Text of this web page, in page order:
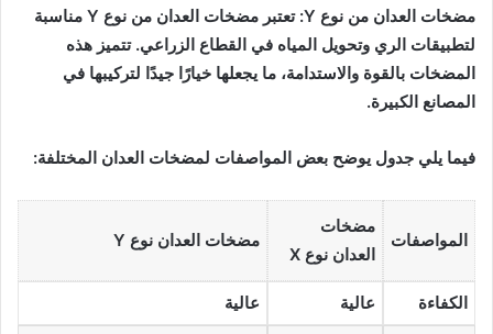
مضخات العدان من نوع Y: تعتبر مضخات العدان من نوع Y مناسبة
لتطبيقات الري وتحويل المياه في القطاع الزراعي. تتميز هذه
المضخات بالقوة والاستدامة، ما يجعلها خيارًا جيدًا لتركيبها في
المصانع الكبيرة.
فيما يلي جدول يوضح بعض المواصفات لمضخات العدان المختلفة:
المواصفات
مضخات
العدان نوع X
مضخات العدان نوع Y
الكفاءة عالية عالية